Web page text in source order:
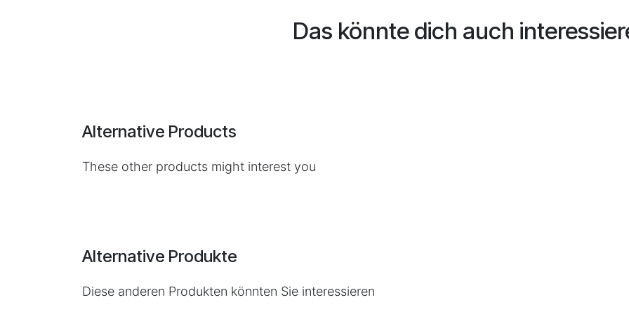
Das könnte dich auch
Alternative Products
These other products might interest you
Alternative Produkte
Diese anderen Produkten könnten Sie interessieren